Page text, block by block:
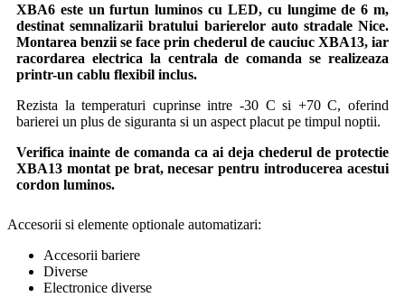
XBA6 este un furtun luminos cu LED, cu lungime de 6 m,
destinat semnalizarii bratului barierelor auto stradale Nice.
Montarea benzii se face prin chederul de cauciuc XBA13, iar
racordarea electrica la centrala de comanda se realizeaza
printr-un cablu flexibil inclus.
Rezista la temperaturi cuprinse intre -30 C si +70 C, oferind
barierei un plus de siguranta si un aspect placut pe timpul noptii.
Verifica inainte de comanda ca ai deja chederul de protectie
XBA13 montat pe brat, necesar pentru introducerea acestui
cordon luminos.
Accesorii si elemente optionale automatizari:
Accesorii bariere
Diverse
Electronice diverse